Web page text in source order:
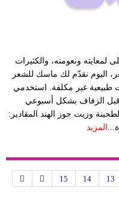
لمعايته ونعومته، والكثيرات
اليوم نقدّم لك ماسك للشعر
غير مكلفة. استخدمي
الزفاف بشكل أسبوعي
وزيت جوز الهند المقادير:
المزيد
13
14
15